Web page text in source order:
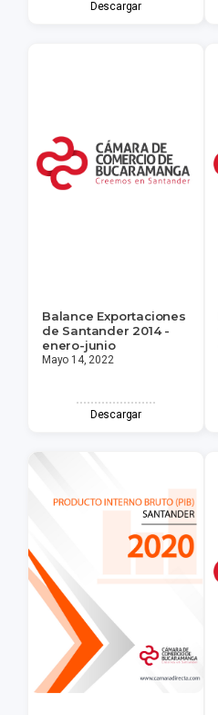
Descargar
Balance Exportaciones
de Santander 2014 -
enero-junio
Mayo 14, 2022
Descargar